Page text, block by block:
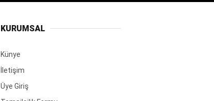
KURUMSAL
Künye
İletişim
Üye Giriş